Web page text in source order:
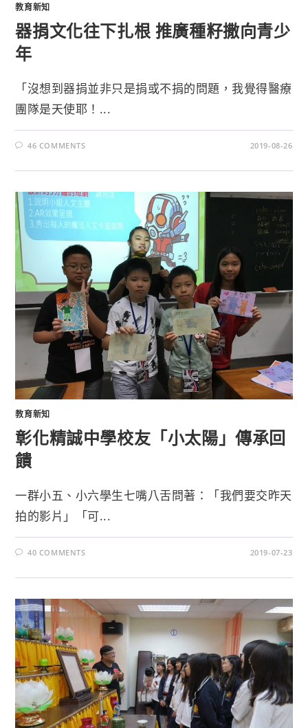
教育新知
器捐文化往下扎根 推廣種籽撒向青少
年
「沒想到器捐並非只是捐或不捐的問題，我覺得醫療
團隊是天使耶！...
46 COMMENTS 2019-08-26
教育新知
彰化精誠中學校友「小太陽」傳承回
饋
一群小五、小六學生七嘴八舌問著：「我們要交昨天
拍的影片」「可...
40 COMMENTS 2019-07-23